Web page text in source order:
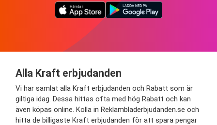
Alla Kraft erbjudanden
Vi har samlat alla Kraft erbjudanden och Rabatt som är
giltiga idag. Dessa hittas ofta med hög Rabatt och kan
även köpas online. Kolla in Reklambladerbjudanden.se och
hitta de billigaste Kraft erbjudanden för att spara pengar